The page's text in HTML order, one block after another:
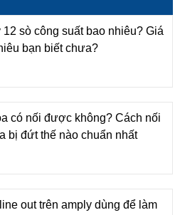
12 sò công suất bao nhiêu? Giá
bạn biết chưa?
có nối được không? Cách nối
bị đứt thế nào chuẩn nhất
out trên amply dùng để làm